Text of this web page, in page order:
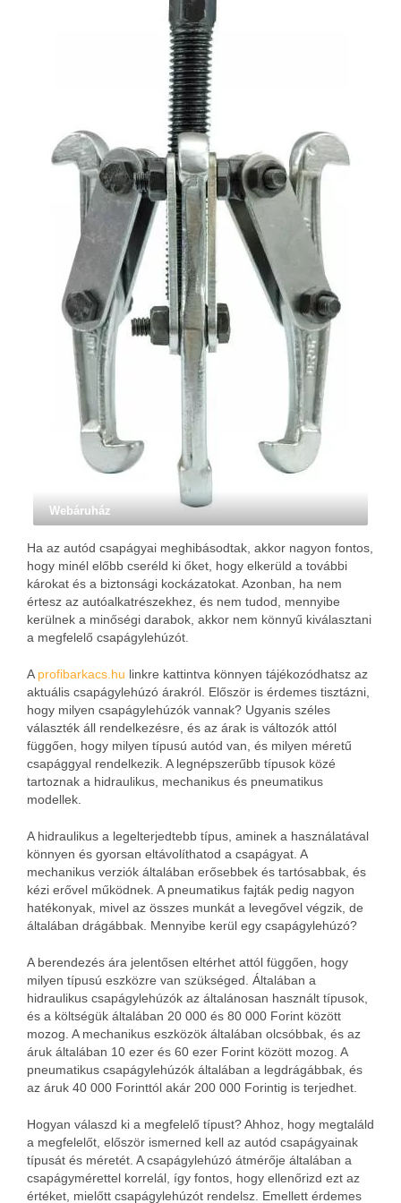
Webáruház
Ha az autód csapágyai meghibásodtak, akkor nagyon fontos,
hogy minél előbb cseréld ki őket, hogy elkerüld a további
károkat és a biztonsági kockázatokat. Azonban, ha nem
értesz az autóalkatrészekhez, és nem tudod, mennyibe
kerülnek a minőségi darabok, akkor nem könnyű kiválasztani
a megfelelő csapágylehúzót.
A profibarkacs.hu linkre kattintva könnyen tájékozódhatsz az
aktuális csapágylehúzó árakról. Először is érdemes tisztázni,
hogy milyen csapágylehúzók vannak? Ugyanis széles
választék áll rendelkezésre, és az árak is változók attól
függően, hogy milyen típusú autód van, és milyen méretű
csapággyal rendelkezik. A legnépszerűbb típusok közé
tartoznak a hidraulikus, mechanikus és pneumatikus
modellek.
A hidraulikus a legelterjedtebb típus, aminek a használatával
könnyen és gyorsan eltávolíthatod a csapágyat. A
mechanikus verziók általában erősebbek és tartósabbak, és
kézi erővel működnek. A pneumatikus fajták pedig nagyon
hatékonyak, mivel az összes munkát a levegővel végzik, de
általában drágábbak. Mennyibe kerül egy csapágylehúzó?
A berendezés ára jelentősen eltérhet attól függően, hogy
milyen típusú eszközre van szükséged. Általában a
hidraulikus csapágylehúzók az általánosan használt típusok,
és a költségük általában 20 000 és 80 000 Forint között
mozog. A mechanikus eszközök általában olcsóbbak, és az
áruk általában 10 ezer és 60 ezer Forint között mozog. A
pneumatikus csapágylehúzók általában a legdrágábbak, és
az áruk 40 000 Forinttól akár 200 000 Forintig is terjedhet.
Hogyan válaszd ki a megfelelő típust? Ahhoz, hogy megtaláld
a megfelelőt, először ismerned kell az autód csapágyainak
típusát és méretét. A csapágylehúzó átmérője általában a
csapágymérettel korrelál, így fontos, hogy ellenőrizd ezt az
értéket, mielőtt csapágylehúzót rendelsz. Emellett érdemes